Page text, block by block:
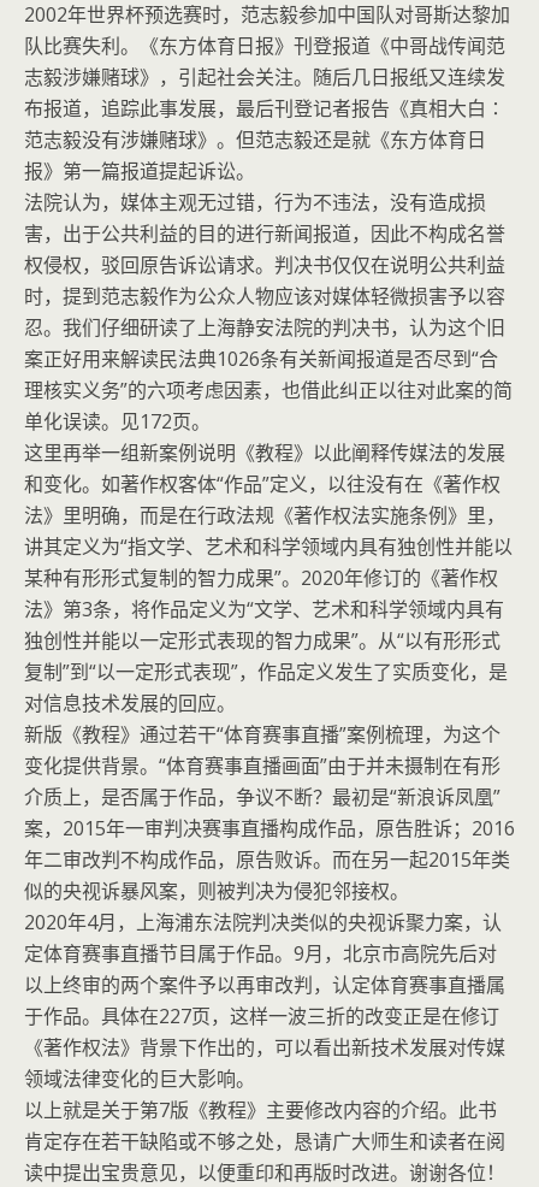
2002年世界杯预选赛时，范志毅参加中国队对哥斯达黎加
队比赛失利。《东方体育日报》刊登报道《中哥战传闻范
志毅涉嫌赌球》，引起社会关注。随后几日报纸又连续发
布报道，追踪此事发展，最后刊登记者报告《真相大白∶
范志毅没有涉嫌赌球》。但范志毅还是就《东方体育日
报》第一篇报道提起诉讼。
法院认为，媒体主观无过错，行为不违法，没有造成损
害，出于公共利益的目的进行新闻报道，因此不构成名誉
权侵权，驳回原告诉讼请求。判决书仅仅在说明公共利益
时，提到范志毅作为公众人物应该对媒体轻微损害予以容
忍。我们仔细研读了上海静安法院的判决书，认为这个旧
案正好用来解读民法典1026条有关新闻报道是否尽到“合
理核实义务”的六项考虑因素，也借此纠正以往对此案的简
单化误读。见172页。
这里再举一组新案例说明《教程》以此阐释传媒法的发展
和变化。如著作权客体“作品”定义，以往没有在《著作权
法》里明确，而是在行政法规《著作权法实施条例》里，
讲其定义为“指文学、艺术和科学领域内具有独创性并能以
某种有形形式复制的智力成果”。2020年修订的《著作权
法》第3条，将作品定义为“文学、艺术和科学领域内具有
独创性并能以一定形式表现的智力成果”。从“以有形形式
复制”到“以一定形式表现”，作品定义发生了实质变化，是
对信息技术发展的回应。
新版《教程》通过若干“体育赛事直播”案例梳理，为这个
变化提供背景。“体育赛事直播画面”由于并未摄制在有形
介质上，是否属于作品，争议不断？最初是“新浪诉凤凰”
案，2015年一审判决赛事直播构成作品，原告胜诉；2016
年二审改判不构成作品，原告败诉。而在另一起2015年类
似的央视诉暴风案，则被判决为侵犯邻接权。
2020年4月，上海浦东法院判决类似的央视诉聚力案，认
定体育赛事直播节目属于作品。9月，北京市高院先后对
以上终审的两个案件予以再审改判，认定体育赛事直播属
于作品。具体在227页，这样一波三折的改变正是在修订
《著作权法》背景下作出的，可以看出新技术发展对传媒
领域法律变化的巨大影响。
以上就是关于第7版《教程》主要修改内容的介绍。此书
肯定存在若干缺陷或不够之处，恳请广大师生和读者在阅
读中提出宝贵意见，以便重印和再版时改进。谢谢各位！